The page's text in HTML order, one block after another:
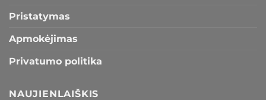
Pristatymas
Apmokėjimas
Privatumo politika
NAUJIENLAIŠKIS